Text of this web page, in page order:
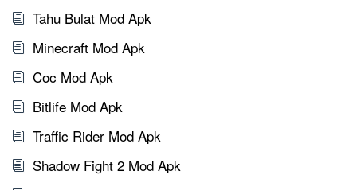
Tahu Bulat Mod Apk
Minecraft Mod Apk
Coc Mod Apk
Bitlife Mod Apk
Traffic Rider Mod Apk
Shadow Fight 2 Mod Apk